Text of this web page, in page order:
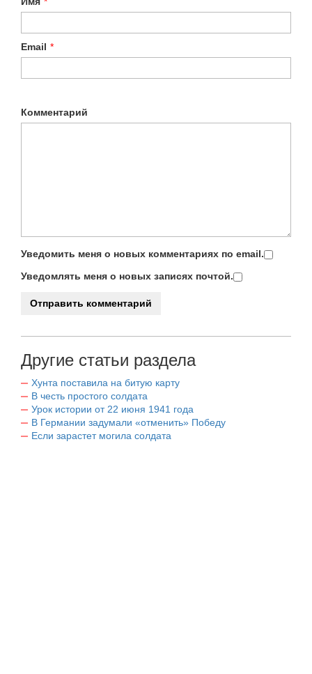
Email *
Комментарий
Уведомить меня о новых комментариях по email.
Уведомлять меня о новых записях почтой.
Другие статьи раздела
Хунта поставила на битую карту
В честь простого солдата
Урок истории от 22 июня 1941 года
В Германии задумали «отменить» Победу
Если зарастет могила солдата